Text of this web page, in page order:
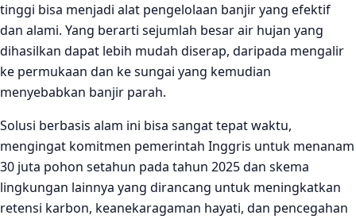
tinggi bisa menjadi alat pengelolaan banjir yang efektif
dan alami. Yang berarti sejumlah besar air hujan yang
dihasilkan dapat lebih mudah diserap, daripada mengalir
ke permukaan dan ke sungai yang kemudian
menyebabkan banjir parah.
Solusi berbasis alam ini bisa sangat tepat waktu,
mengingat komitmen pemerintah Inggris untuk menanam
30 juta pohon setahun pada tahun 2025 dan skema
lingkungan lainnya yang dirancang untuk meningkatkan
retensi karbon, keanekaragaman hayati, dan pencegahan